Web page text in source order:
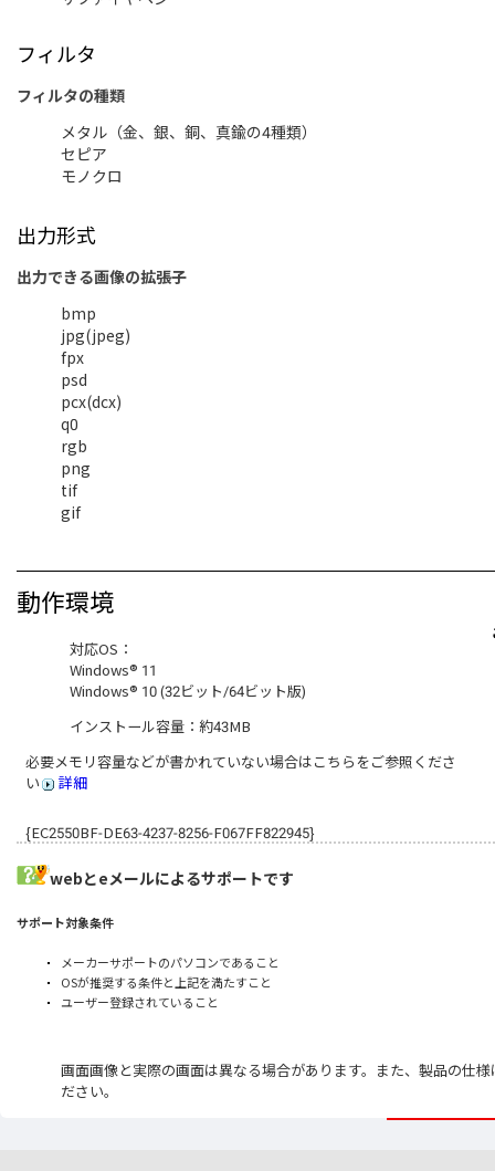
フィルタ
フィルタの種類
メタル（金、銀、銅、真鍮の4種類）
セピア
モノクロ
出力形式
出力できる画像の拡張子
bmp
jpg(jpeg)
fpx
psd
pcx(dcx)
q0
rgb
png
tif
gif
動作環境
対応OS：
Windows® 11
Windows® 10 (32ビット/64ビット版)
インストール容量：約43MB
必要メモリ容量などが書かれていない場合はこちらをご参照くださ
い
詳細
{EC2550BF-DE63-4237-8256-F067FF822945}
webとeメールによるサポートです
サポート対象条件
メーカーサポートのパソコンであること
OSが推奨する条件と上記を満たすこと
ユーザー登録されていること
画面画像と実際の画面は異なる場合があります。また、製品の仕
ださい。